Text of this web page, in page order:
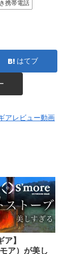
携帯電話
はてブ
アレビュー動画
ア】
ア）が美し